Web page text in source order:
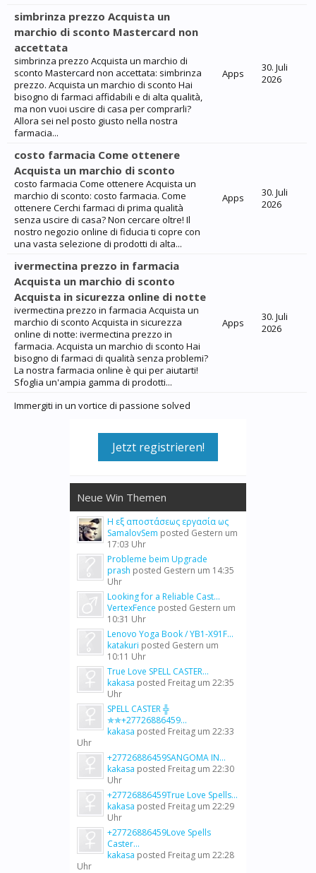
simbrinza prezzo Acquista un
marchio di sconto Mastercard non
accettata
simbrinza prezzo Acquista un marchio di
sconto Mastercard non accettata: simbrinza
prezzo. Acquista un marchio di sconto Hai
bisogno di farmaci affidabili e di alta qualità,
ma non vuoi uscire di casa per comprarli?
Allora sei nel posto giusto nella nostra
farmacia...
Apps
30. Juli
2026
costo farmacia Come ottenere
Acquista un marchio di sconto
costo farmacia Come ottenere Acquista un
marchio di sconto: costo farmacia. Come
ottenere Cerchi farmaci di prima qualità
senza uscire di casa? Non cercare oltre! Il
nostro negozio online di fiducia ti copre con
una vasta selezione di prodotti di alta...
Apps
30. Juli
2026
ivermectina prezzo in farmacia
Acquista un marchio di sconto
Acquista in sicurezza online di notte
ivermectina prezzo in farmacia Acquista un
marchio di sconto Acquista in sicurezza
online di notte: ivermectina prezzo in
farmacia. Acquista un marchio di sconto Hai
bisogno di farmaci di qualità senza problemi?
La nostra farmacia online è qui per aiutarti!
Sfoglia un'ampia gamma di prodotti...
Apps
30. Juli
2026
Immergiti in un vortice di passione solved
Jetzt registrieren!
Neue Win Themen
Η εξ αποστάσεως εργασία ως
SamalovSem posted Gestern um
17:03 Uhr
Probleme beim Upgrade
prash posted Gestern um 14:35
Uhr
Looking for a Reliable Cast...
VertexFence posted Gestern um
10:31 Uhr
Lenovo Yoga Book / YB1-X91F...
katakuri posted Gestern um
10:11 Uhr
True Love SPELL CASTER...
kakasa posted Freitag um 22:35
Uhr
SPELL CASTER ╬
✯✯+27726886459...
kakasa posted Freitag um 22:33
Uhr
+27726886459SANGOMA IN...
kakasa posted Freitag um 22:30
Uhr
+27726886459True Love Spells...
kakasa posted Freitag um 22:29
Uhr
+27726886459Love Spells
Caster...
kakasa posted Freitag um 22:28
Uhr